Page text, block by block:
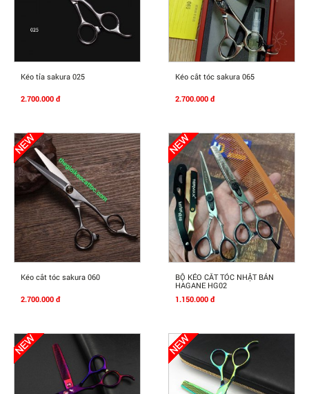
Mua Ngay
Kéo tỉa sakura 025
2.700.000 đ
Mua Ngay
Kéo cắt tóc sakura 065
2.700.000 đ
Mua Ngay
Kéo cắt tóc sakura 060
2.700.000 đ
Mua Ngay
BỘ KÉO CẮT TÓC NHẬT BẢN
HAGANE HG02
1.150.000 đ